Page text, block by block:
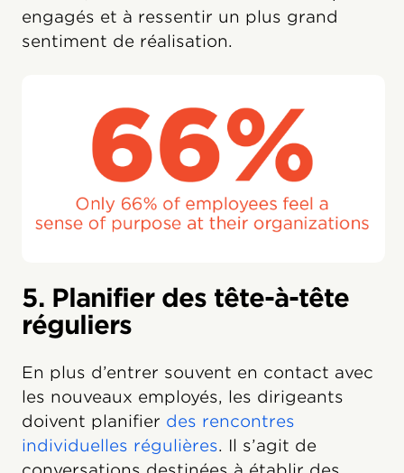
engagés et à ressentir un plus grand
sentiment de réalisation.
5. Planifier des tête-à-tête
réguliers
En plus d’entrer souvent en contact avec
les nouveaux employés, les dirigeants
doivent planifier des rencontres
individuelles régulières. Il s’agit de